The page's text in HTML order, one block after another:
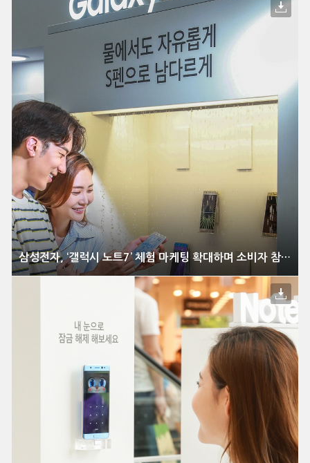
삼성전자, ‘갤럭시 노트7’ 체험 마케팅 확대하며 소비자 참여와 공감 강화